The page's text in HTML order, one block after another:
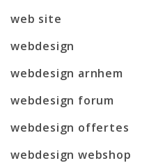
web site
webdesign
webdesign arnhem
webdesign forum
webdesign offertes
webdesign webshop